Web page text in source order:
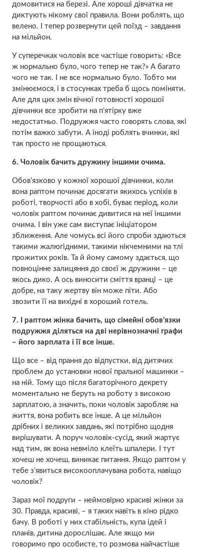
домовитися на березі. Але хороші дівчатка не
диктують нікому свої правила. Вони роблять, що
велено. І тепер розвернути цей поїзд – завдання
на мільйон.
У суперечках чоловік все частіше говорить: «Все
ж нормально було, чого тепер не так?» А багато
чого не так. І не все нормально було. Тобто ми
змінюємося, і в стосунках треба б щось поміняти.
Але для цих змін вічної готовності хорошої
дівчинки все зробити на п’ятірку вже
недостатньо. Подружжя часто говорять слова, які
потім важко забути. А іноді роблять вчинки, які
так просто не прощаються.
6. Чоловік бачить дружину іншими очима.
Обов’язково у кожної хорошої дівчинки, коли
вона раптом починає досягати якихось успіхів в
роботі, творчості або в хобі, буває період, коли
чоловік раптом починає дивитися на неї іншими
очима. І він уже сам виступає ініціатором
зближення. Але чомусь всі його спроби здаються
такими жалюгідними, такими нікчемними на тлі
прожитих років. Та й йому самому здається, що
повноцінне залицяння до своєї ж дружини – це
якось дико. А ось виносити сміття вранці – це
добре, на таку жeртву він може піти. Або
звозити її на вихідні в хороший готель.
7. І раптом жінка бачить, що сімейні обов’язки
подружжя діляться на дві нерівнозначні графи
– його зарплата і її все інше.
Що все – від прання до відпустки, від дитячих
проблем до установки нової пральної машинки –
на ній. Тому що після багаторічного декрету
моментально не беруть на роботу з високою
зарплатою, а значить, поки чоловік заробляє на
життя, вона робить все інше. А це мільйон
дрібних і великих завдань, які потрібно щодня
вирішувати. А поруч чоловік-сусід, який жартує
над тим, як вона невміло клеїть шпалери. І тут
хочеш не хочеш, виникає питання. Якщо раптом у
тебе з’явиться високооплачувана робота, навіщо
чоловік?
Зараз мої подруги – неймовірно красиві жінки за
30. Правда, красиві, – я таких навіть в кіно рідко
бачу. В роботі у них стабільність, купа ідей і
планів, дитина дорослішає. Але якщо ми
говоримо про особисте, то розмова найчастіше